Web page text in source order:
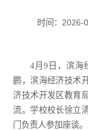
时间：2026-
4月9日，滨海
鹏，滨海经济技术
济技术开发区教育
流。学校校长徐立
门负责人参加座谈。